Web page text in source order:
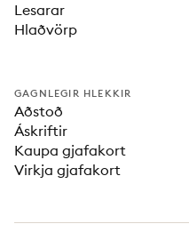
Lesarar
Hlaðvörp
GAGNLEGIR HLEKKIR
Aðstoð
Áskriftir
Kaupa gjafakort
Virkja gjafakort